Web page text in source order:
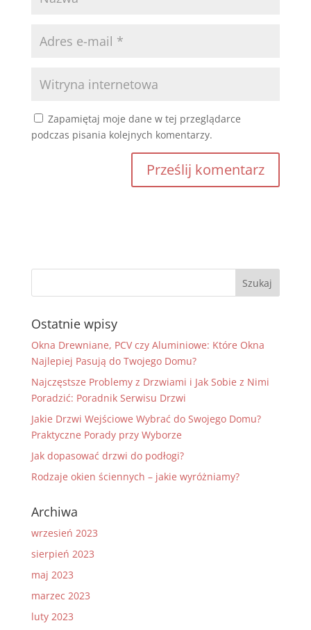
Zapamiętaj moje dane w tej przeglądarce
podczas pisania kolejnych komentarzy.
Ostatnie wpisy
Okna Drewniane, PCV czy Aluminiowe: Które Okna
Najlepiej Pasują do Twojego Domu?
Najczęstsze Problemy z Drzwiami i Jak Sobie z Nimi
Poradzić: Poradnik Serwisu Drzwi
Jakie Drzwi Wejściowe Wybrać do Swojego Domu?
Praktyczne Porady przy Wyborze
Jak dopasować drzwi do podłogi?
Rodzaje okien ściennych – jakie wyróżniamy?
Archiwa
wrzesień 2023
sierpień 2023
maj 2023
marzec 2023
luty 2023